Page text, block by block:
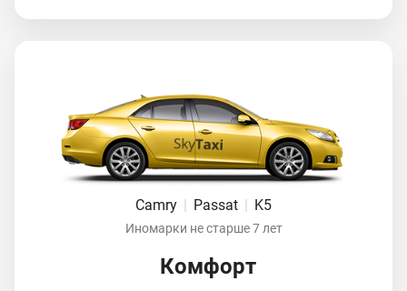
Camry Passat K5
Иномарки не старше 7 лет
Комфорт